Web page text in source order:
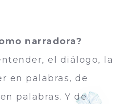
narradora?
el diálogo, la
en palabras, de
palabras. Y de